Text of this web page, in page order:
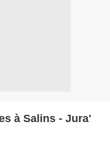
à Salins - Jura'